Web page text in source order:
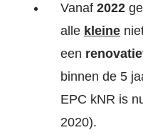
Vanaf 2022
alle kleine
een
binnen de 5
EPC kNR is
2020).